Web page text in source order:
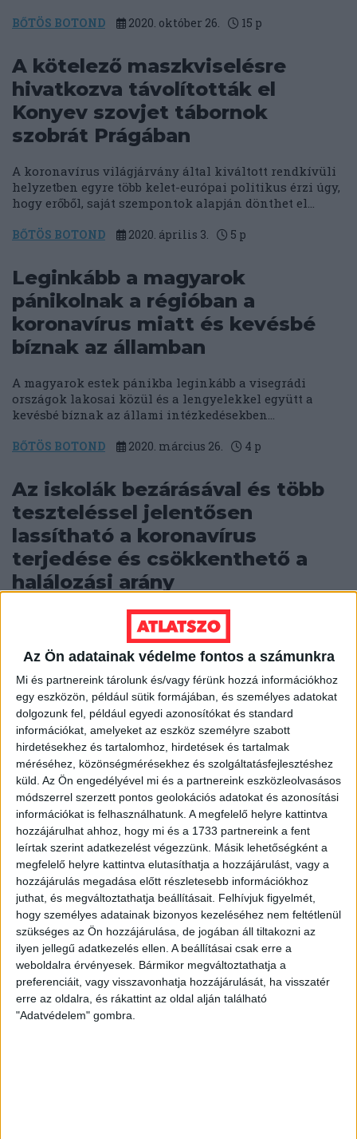
Az Ön adatainak védelme fontos a számunkra
Mi és partnereink tárolunk és/vagy férünk hozzá információkhoz
egy eszközön, például sütik formájában, és személyes adatokat
dolgozunk fel, például egyedi azonosítókat és standard
információkat, amelyeket az eszköz személyre szabott
hirdetésekhez és tartalomhoz, hirdetések és tartalmak
méréséhez, közönségmérésekhez és szolgáltatásfejlesztéshez
küld. Az Ön engedélyével mi és a partnereink eszközleolvasásos
módszerrel szerzett pontos geolokációs adatokat és azonosítási
információkat is felhasználhatunk. A megfelelő helyre kattintva
hozzájárulhat ahhoz, hogy mi és a 1733 partnereink a fent
leírtak szerint adatkezelést végezzünk. Másik lehetőségként a
megfelelő helyre kattintva elutasíthatja a hozzájárulást, vagy a
hozzájárulás megadása előtt részletesebb információkhoz
juthat, és megváltoztathatja beállításait. Felhívjuk figyelmét,
hogy személyes adatainak bizonyos kezeléséhez nem feltétlenül
szükséges az Ön hozzájárulása, de jogában áll tiltakozni az
ilyen jellegű adatkezelés ellen. A beállításai csak erre a
weboldalra érvényesek. Bármikor megváltoztathatja a
preferenciáit, vagy visszavonhatja hozzájárulását, ha visszatér
erre az oldalra, és rákattint az oldal alján található
"Adatvédelem" gombra.
BŐTÖS BOTOND 2020. október 26. 15 p
A kötelező maszkviselésre
hivatkozva távolították el
Konyev szovjet tábornok
szobrát Prágában
A koronavírus világjárvány által kiváltott rendkívüli
helyzetben egyre több kelet-európai politikus érzi úgy,
hogy erőből, saját szempontok alapján dönthet el...
BŐTÖS BOTOND 2020. április 3. 5 p
Leginkább a magyarok
pánikolnak a régióban a
koronavírus miatt és kevésbé
bíznak az államban
A magyarok estek pánikba leginkább a visegrádi
országok lakosai közül és a lengyelekkel együtt a
kevésbé bíznak az állami intézkedésekben...
BŐTÖS BOTOND 2020. március 26. 4 p
Az iskolák bezárásával és több
teszteléssel jelentősen
lassítható a koronavírus
terjedése és csökkenthető a
halálozási arány
Az iskolák azonnali bezárásának elmulasztásával és a
tömeges tesztelések hiányával az Orbán-kormány nem
a megoldás, hanem a probléma részévé válhat....
BŐTÖS BOTOND 2020. március 12. 9p
KAPCSOLÓDÓ CIKKEK
2022. július 27.
A Slovan Bratislava vendégszurkolójának
csodálatos története Pozsonytól
Budapestig
2022. március 25.
Cseh védelmi miniszter: a magyar
politikusok számára fontosabb az orosz
olaj, mint az ukrán vér
2021. december 21.
Věra Jourová: kicsit mindig kötekszem
Orbánnal, de ő sokszor nem veszi a lapot